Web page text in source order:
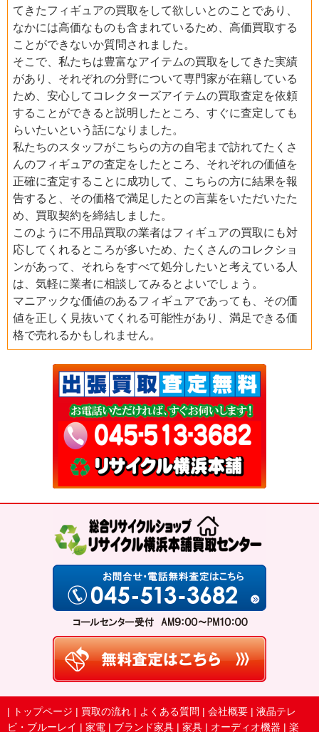
てきたフィギュアの買取をして欲しいとのことであり、
なかには高価なものも含まれているため、高価買取する
ことができないか質問されました。
そこで、私たちは豊富なアイテムの買取をしてきた実績
があり、それぞれの分野について専門家が在籍している
ため、安心してコレクターズアイテムの買取査定を依頼
することができると説明したところ、すぐに査定しても
らいたいという話になりました。
私たちのスタッフがこちらの方の自宅まで訪れてたくさ
んのフィギュアの査定をしたところ、それぞれの価値を
正確に査定することに成功して、こちらの方に結果を報
告すると、その価格で満足したとの言葉をいただいたた
め、買取契約を締結しました。
このように不用品買取の業者はフィギュアの買取にも対
応してくれるところが多いため、たくさんのコレクショ
ンがあって、それらをすべて処分したいと考えている人
は、気軽に業者に相談してみるとよいでしょう。
マニアックな価値のあるフィギュアであっても、その価
値を正しく見抜いてくれる可能性があり、満足できる価
格で売れるかもしれません。
| トップページ | 買取の流れ | よくある質問 | 会社概要 | 液晶テレ
ビ・ブルーレイ | 家電 | ブランド家具 | 家具 | オーディオ機器 | 楽